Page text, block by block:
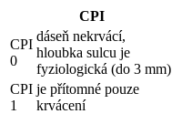
CPI
CPI
0
dáseň nekrvácí,
hloubka sulcu je
fyziologická (do 3 mm)
CPI
1
je přítomné pouze
krvácení